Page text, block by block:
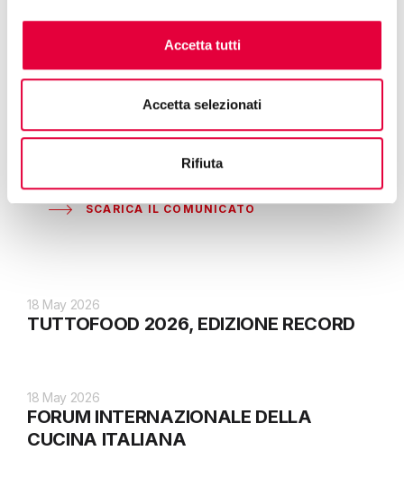
Accetta tutti
Accetta selezionati
Rifiuta
Per info aggiornate:www.tuttofood.it,
@TuttoFoodMilano.
SCARICA IL COMUNICATO
18 May 2026
TUTTOFOOD 2026, EDIZIONE RECORD
18 May 2026
FORUM INTERNAZIONALE DELLA
CUCINA ITALIANA